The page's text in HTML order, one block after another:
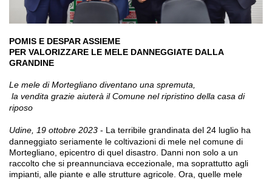
POMIS E DESPAR ASSIEME
PER VALORIZZARE LE MELE DANNEGGIATE DALLA
GRANDINE
Le mele di Mortegliano diventano una spremuta,
la vendita grazie aiuterà il Comune nel ripristino della casa di
riposo
Udine, 19 ottobre 2023 - La terribile grandinata del 24 luglio ha
danneggiato seriamente le coltivazioni di mele nel comune di
Mortegliano, epicentro di quel disastro. Danni non solo a un
raccolto che si preannunciava eccezionale, ma soprattutto agli
impianti, alle piante e alle strutture agricole. Ora, quelle mele